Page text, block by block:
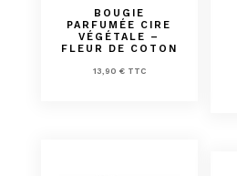
BOUGIE
PARFUMÉE CIRE
VÉGÉTALE –
FLEUR DE COTON
13,90 € TTC